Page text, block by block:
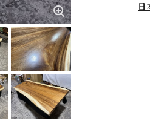
日